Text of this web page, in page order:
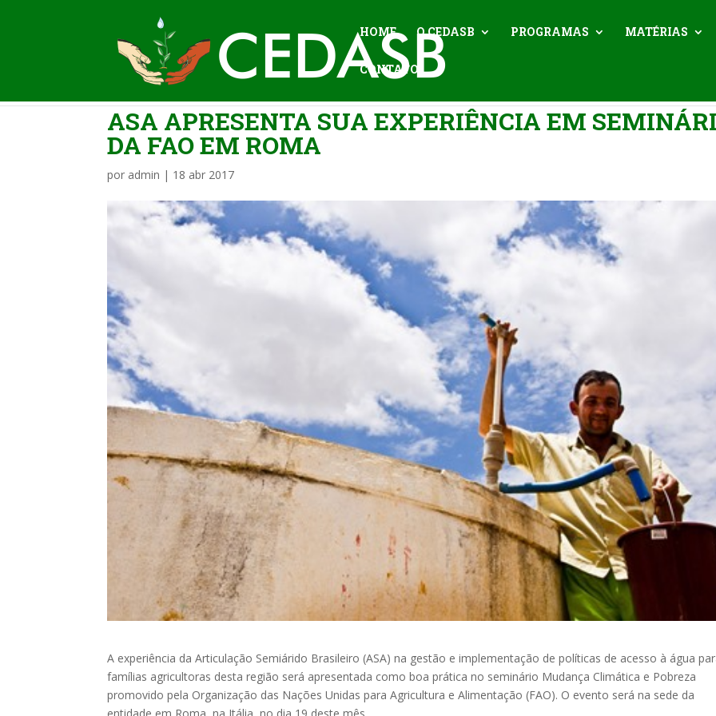
HOME O CEDASB PROGRAMAS MATÉRIAS
CONTATO
ASA APRESENTA SUA EXPERIÊNCIA EM
DA FAO EM ROMA
por admin | 18 abr 2017
A experiência da Articulação Semiárido Brasileiro (ASA) na gestão e implementação de políticas de acesso à água
famílias agricultoras desta região será apresentada como boa prática no seminário Mudança Climática e Pobreza
promovido pela Organização das Nações Unidas para Agricultura e Alimentação (FAO). O evento será na sede da